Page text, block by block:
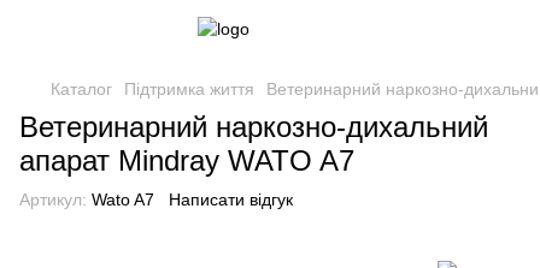
Каталог Підтримка життя Ветеринарний наркозно-
Ветеринарний наркозно-дихальний
апарат Mindray WATO A7
Артикул: Wato A7 Написати відгук